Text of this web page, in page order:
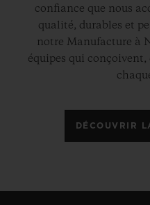
confiance que nous
qualité, durables et
notre Manufacture à
équipes qui
DÉCOUVRIR